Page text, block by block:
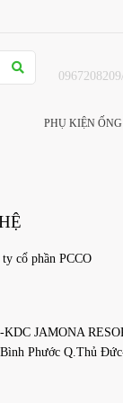
PHỤ KIỆN ỐNG
ty cổ phần PCCO
KDC JAMONA
Phước Q.Thủ